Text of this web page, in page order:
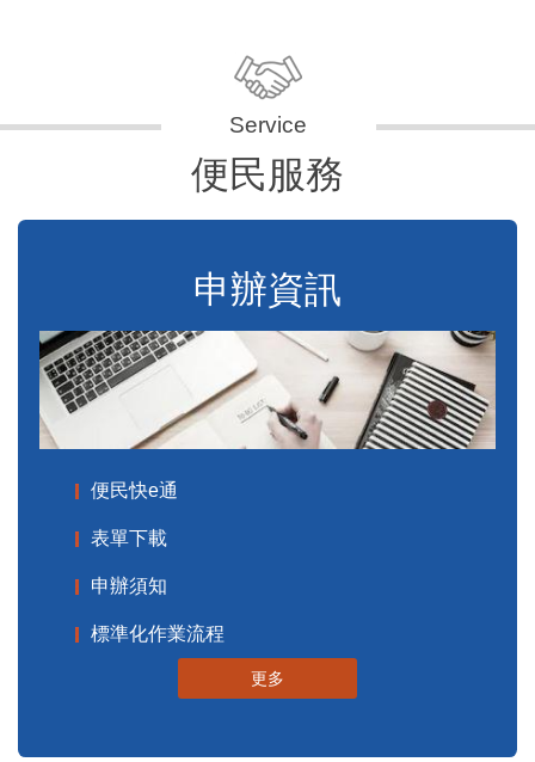
便民服務
申辦資訊
便民快e通
表單下載
申辦須知
標準化作業流程
更多